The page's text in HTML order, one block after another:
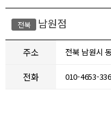
전북 남원점
주소 전북 남원시
전화 010-4653-